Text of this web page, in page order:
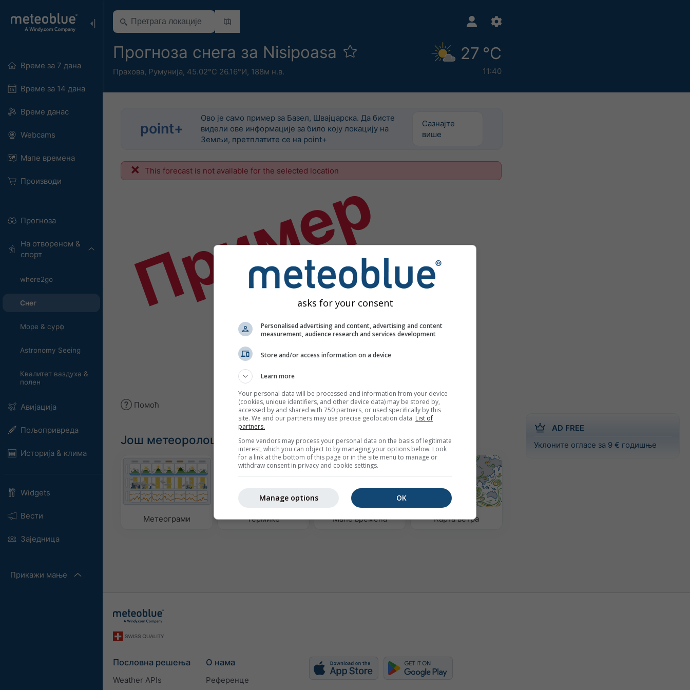
Време за 7 дана
Време за 14 дана
Време данас
Webcams
Мапе времена
Производи
Прогноза
На отвореном &
спорт
where2go
Снег
Море & сурф
Astronomy Seeing
Квалитет ваздуха &
полен
Авијација
Пољопривреда
Историја & клима
Widgets
Вести
Заједница
Прикажи мање
Прогноза снега за Nisipoasa
Прахова, Румунија, 45.02°С 26.16°И, 188м н.в.
27 °C
11:40
AD FREE
Уклоните огласе за 9 € годишње
point+
Ово је само пример за Базел, Швајцарска. Да бисте
видели ове информације за било коју локацију на
Земљи, претплатите се на point+
Сазнајте
више
This forecast is not available for the selected location
Пример
Помоћ
Још метеоролошких података
Метеограми Термике Мапе времена Карта ветра
Пословна решења
Weather APIs
О нама
Референце
asks for your consent
Personalised advertising and content, advertising and content
measurement, audience research and services development
Store and/or access information on a device
Learn more
Your personal data will be processed and information from your device
(cookies, unique identifiers, and other device data) may be stored by,
accessed by and shared with 750 partners, or used specifically by this
site. We and our partners may use precise geolocation data. List of
partners.
Some vendors may process your personal data on the basis of legitimate
interest, which you can object to by managing your options below. Look
for a link at the bottom of this page or in the site menu to manage or
withdraw consent in privacy and cookie settings.
OK
Manage options